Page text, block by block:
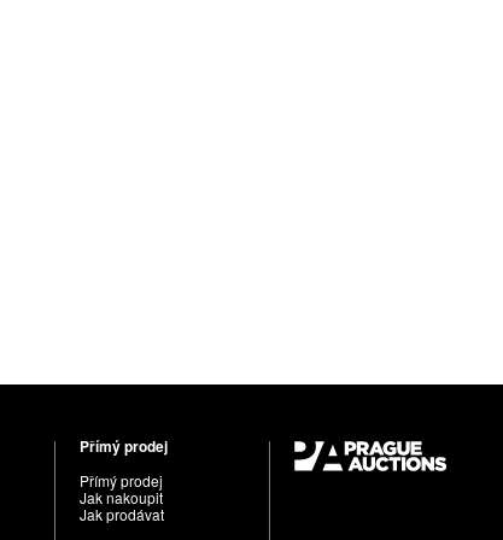
Přímý prodej
Přímý prodej
Jak nakoupit
Jak prodávat